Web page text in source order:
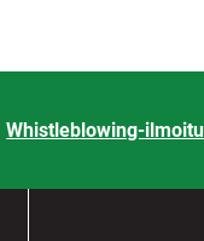
Whistleblowing-